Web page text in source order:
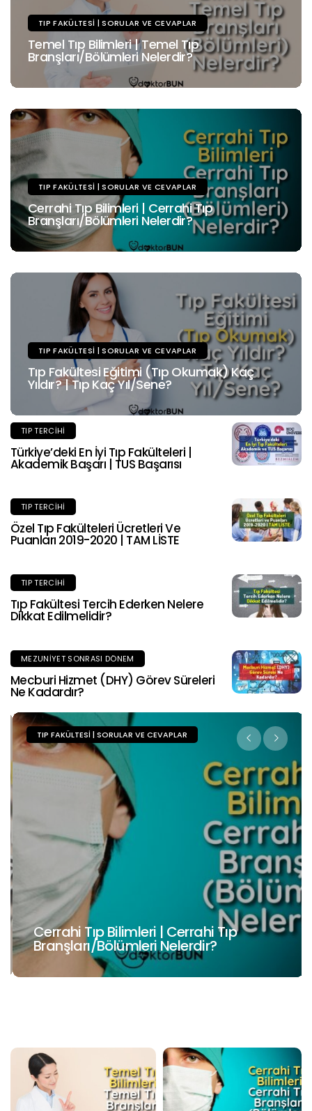
TIP FAKÜLTESI | SORULAR VE CEVAPLAR
Temel Tıp Bilimleri | Temel Tıp
Branşları/Bölümleri Nelerdir?
TIP FAKÜLTESI | SORULAR VE CEVAPLAR
Cerrahi Tıp Bilimleri | Cerrahi Tıp
Branşları/Bölümleri Nelerdir?
TIP FAKÜLTESI | SORULAR VE CEVAPLAR
Tıp Fakültesi Eğitimi (Tıp Okumak) Kaç
Yıldır? | Tıp Kaç Yıl/Sene?
TIP TERCIHI
Türkiye’deki En İyi Tıp Fakülteleri |
Akademik Başarı | TUS Başarısı
TIP TERCIHI
Özel Tıp Fakülteleri Ücretleri Ve
Puanları 2019-2020 | TAM LİSTE
TIP TERCIHI
Tıp Fakültesi Tercih Ederken Nelere
Dikkat Edilmelidir?
MEZUNIYET SONRASI DÖNEM
Mecburi Hizmet (DHY) Görev Süreleri
Ne Kadardır?
TIP FAKÜLTESI | SORULAR VE CEVAPLAR
Cerrahi Tıp Bilimleri | Cerrahi Tıp
Branşları/Bölümleri Nelerdir?